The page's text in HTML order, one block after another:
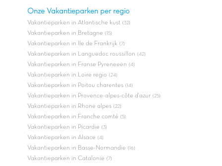
Onze Vakantieparken per regio
Vakantieparken in Atlantische kust (32)
Vakantieparken in Bretagne (15)
Vakantieparken in Ile de Frankrijk (7)
Vakantieparken in Languedoc roussillon (42)
Vakantieparken in Franse Pyreneeën (4)
Vakantieparken in Loire regio (24)
Vakantieparken in Poitou charentes (14)
Vakantieparken in Provence-alpes-côte d'azur (25)
Vakantieparken in Rhone alpes (22)
Vakantieparken in Franche comté (5)
Vakantieparken in Picardie (3)
Vakantieparken in Alsace (4)
Vakantieparken in Basse-Normandie (16)
Vakantieparken in Catalonië (7)